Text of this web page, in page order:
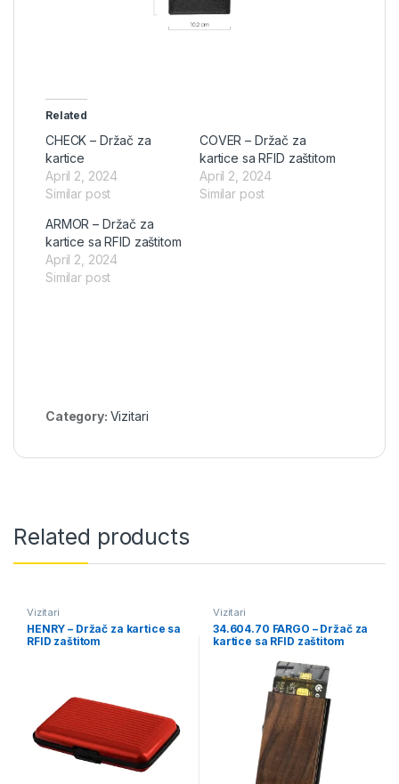
Related
CHECK – Držač za
kartice
April 2, 2024
Similar post
COVER – Držač za
kartice sa RFID zaštitom
April 2, 2024
Similar post
ARMOR – Držač za
kartice sa RFID zaštitom
April 2, 2024
Similar post
Category: Vizitari
Related products
Vizitari
HENRY – Držač za kartice sa
RFID zaštitom
Vizitari
34.604.70 FARGO – Držač za
kartice sa RFID zaštitom